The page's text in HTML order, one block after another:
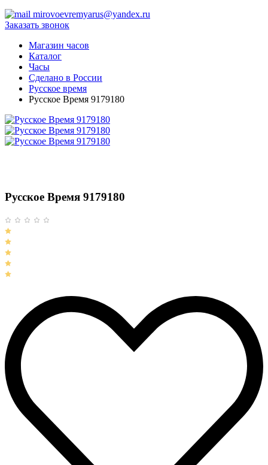
mirovoevremyarus@yandex.ru
Заказать звонок
Магазин часов
Каталог
Часы
Сделано в России
Русское время
Русское Время 9179180
Русское Время 9179180